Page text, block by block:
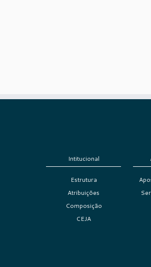
Intitucional
Estrutura
Atribuições
Composição
CEJA